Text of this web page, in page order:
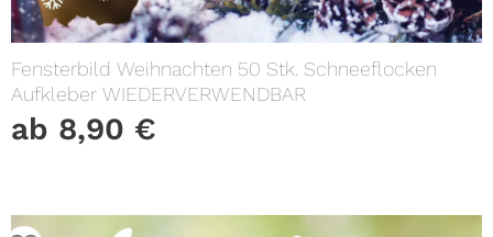
Fensterbild Weihnachten 50 Stk. Schneeflocken
Aufkleber WIEDERVERWENDBAR
ab 8,90 €